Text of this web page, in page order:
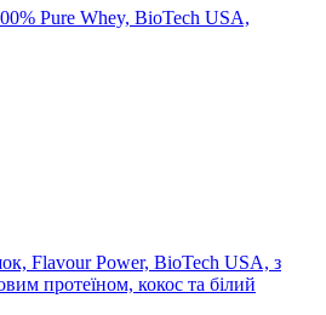
Pure Whey, BioTech USA,